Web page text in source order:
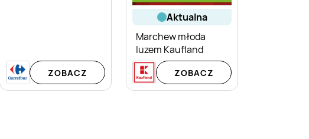
ZOBACZ
aktualna
Marchew młoda
luzem Kaufland
ZOBACZ